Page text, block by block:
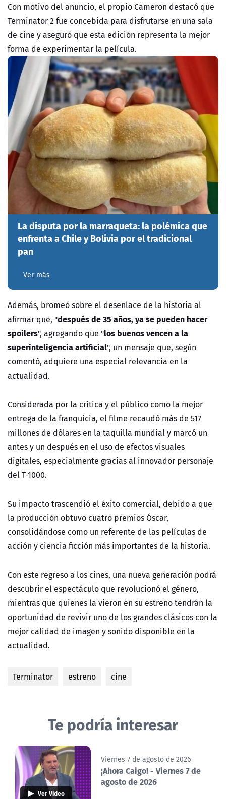
Con motivo del anuncio, el propio Cameron destacó que
Terminator 2 fue concebida para disfrutarse en una sala
de cine y aseguró que esta edición representa la mejor
forma de experimentar la película.
La disputa por la marraqueta: la polémica que
enfrenta a Chile y Bolivia por el tradicional
pan
Ver más
Además, bromeó sobre el desenlace de la historia al
afirmar que, "después de 35 años, ya se pueden hacer
spoilers", agregando que "los buenos vencen a la
superinteligencia artificial", un mensaje que, según
comentó, adquiere una especial relevancia en la
actualidad.
Considerada por la crítica y el público como la mejor
entrega de la franquicia, el filme recaudó más de 517
millones de dólares en la taquilla mundial y marcó un
antes y un después en el uso de efectos visuales
digitales, especialmente gracias al innovador personaje
del T-1000.
Su impacto trascendió el éxito comercial, debido a que
la producción obtuvo cuatro premios Óscar,
consolidándose como un referente de las películas de
acción y ciencia ficción más importantes de la historia.
Con este regreso a los cines, una nueva generación podrá
descubrir el espectáculo que revolucionó el género,
mientras que quienes la vieron en su estreno tendrán la
oportunidad de revivir uno de los grandes clásicos con la
mejor calidad de imagen y sonido disponible en la
actualidad.
Terminator estreno cine
Te podría interesar
Ver Video
Viernes 7 de agosto de 2026
¡Ahora Caigo! - Viernes 7 de
agosto de 2026